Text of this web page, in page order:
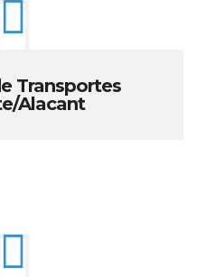
Transportes
Alacant